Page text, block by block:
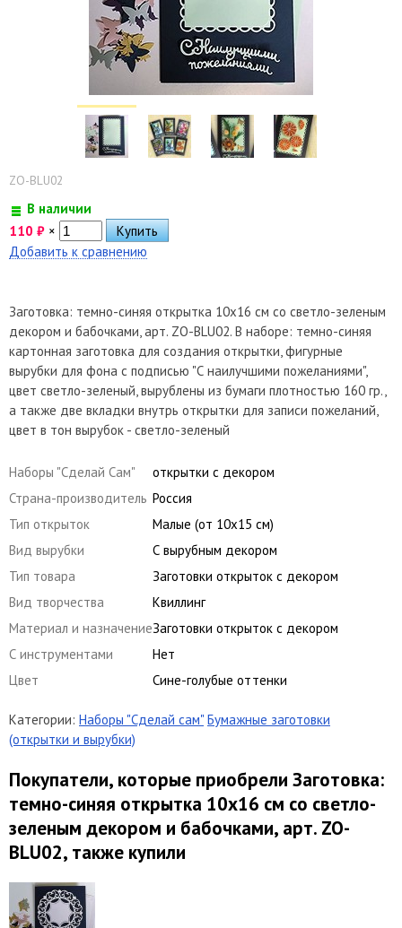
ZO-BLU02
В наличии
110 ₽ ×
Добавить к сравнению
Заготовка: темно-синяя открытка 10х16 см со светло-зеленым
декором и бабочками, арт. ZO-BLU02. В наборе: темно-синяя
картонная заготовка для создания открытки, фигурные
вырубки для фона с подписью "С наилучшими пожеланиями",
цвет светло-зеленый, вырублены из бумаги плотностью 160 гр.,
а также две вкладки внутрь открытки для записи пожеланий,
цвет в тон вырубок - светло-зеленый
Наборы "Сделай Сам"
открытки с декором
Страна-производитель Россия
Тип открыток
Малые (от 10х15 см)
Вид вырубки
С вырубным декором
Тип товара
Заготовки открыток с декором
Вид творчества
Квиллинг
Материал и назначениеЗаготовки открыток с декором
С инструментами
Нет
Цвет
Сине-голубые оттенки
Категории: Наборы "Сделай сам" Бумажные заготовки
(открытки и вырубки)
Покупатели, которые приобрели Заготовка:
темно-синяя открытка 10х16 см со светло-
зеленым декором и бабочками, арт. ZO-
BLU02, также купили